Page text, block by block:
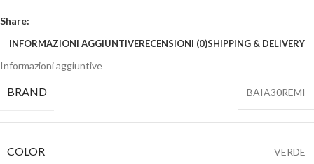
Share:
INFORMAZIONI AGGIUNTIVERECENSIONI (0)SHIPPING & DELIVERY
Informazioni aggiuntive
BRAND BAIA30REMI
COLOR VERDE